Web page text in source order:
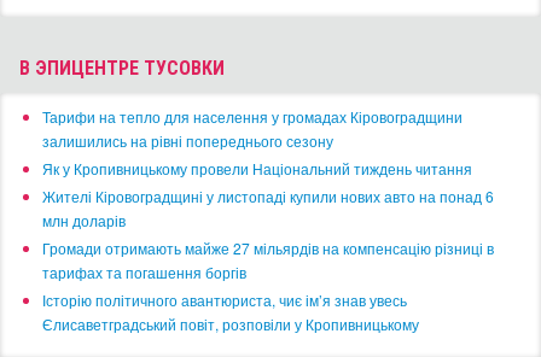
В ЭПИЦЕНТРЕ ТУСОВКИ
​Тарифи на тепло для населення у громадах Кіровоградщини
залишились на рівні попереднього сезону
​Як у Кропивницькому провели Національний тиждень читання
​Жителі Кіровоградщині у листопаді купили нових авто на понад 6
млн доларів
​Громади отримають майже 27 мільярдів на компенсацію різниці в
тарифах та погашення боргів
Історію політичного авантюриста, чиє ім’я знав увесь
Єлисаветградський повіт, розповіли у Кропивницькому